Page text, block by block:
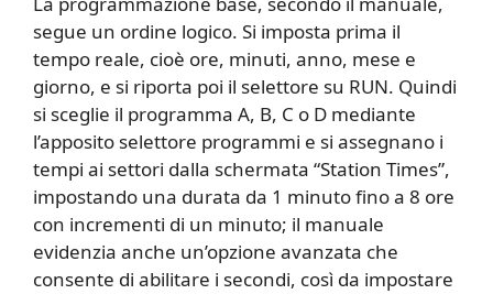
segue un ordine logico. Si imposta prima il
tempo reale, cioè ore, minuti, anno, mese e
giorno, e si riporta poi il selettore su RUN. Quindi
si sceglie il programma A, B, C o D mediante
l’apposito selettore programmi e si assegnano i
tempi ai settori dalla schermata “Station Times”,
impostando una durata da 1 minuto fino a 8 ore
con incrementi di un minuto; il manuale
evidenzia anche un’opzione avanzata che
consente di abilitare i secondi, così da impostare